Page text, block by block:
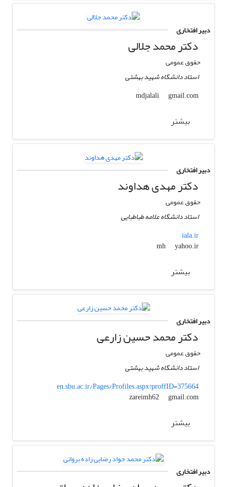
دبیر افتخاری
دکتر محمد جلالی
حقوق عمومی
استاد دانشگاه شهید بهشتی
mdjalali
gmail.com
بیشتر
دبیر افتخاری
دکتر مهدی هداوند
حقوق عمومی
استاد دانشگاه علامه طباطبایی
iala.ir
mh
yahoo.ir
بیشتر
دبیر افتخاری
دکتر محمد حسین زارعی
حقوق عمومی
استاد دانشگاه شهید بهشتی
en.sbu.ac.ir/Pages/Profiles.aspx?proffID=375664
zareimh62
gmail.com
بیشتر
دبیر افتخاری